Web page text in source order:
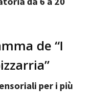
de “I
per i più